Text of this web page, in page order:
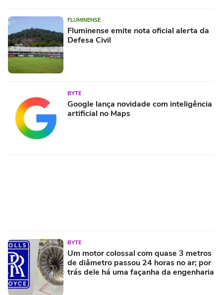
FLUMINENSE
Fluminense emite nota oficial alerta da
Defesa Civil
BYTE
Google lança novidade com inteligência
artificial no Maps
BYTE
Um motor colossal com quase 3 metros
de diâmetro passou 24 horas no ar; por
trás dele há uma façanha da engenharia